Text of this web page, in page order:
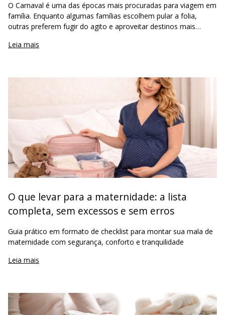
O Carnaval é uma das épocas mais procuradas para viagem em
família. Enquanto algumas famílias escolhem pular a folia,
outras preferem fugir do agito e aproveitar destinos mais
a organização
Leia mais
O que levar para a maternidade: a lista
completa, sem excessos e sem erros
Guia prático em formato de checklist para montar sua mala de
maternidade com segurança, conforto e tranquilidade
Leia mais